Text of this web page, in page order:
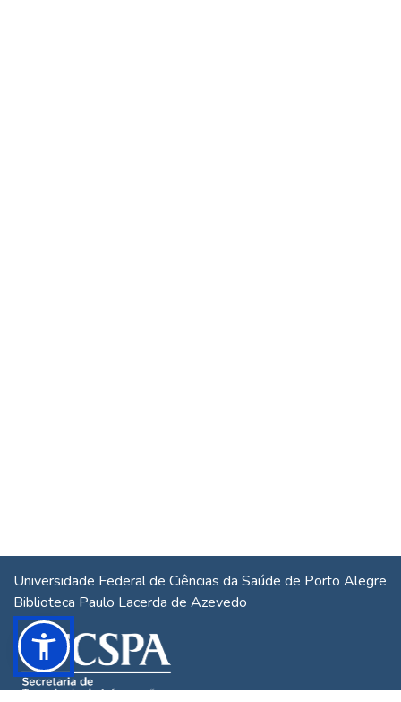
Universidade Federal de Ciências da Saúde de Porto Alegre
Biblioteca Paulo Lacerda de Azevedo